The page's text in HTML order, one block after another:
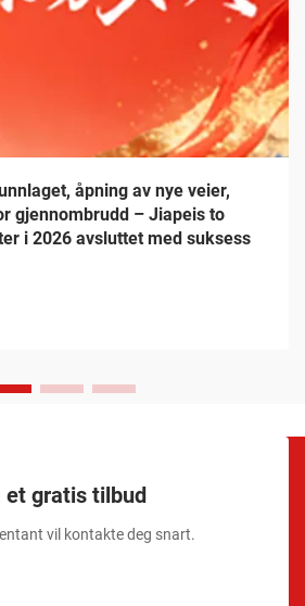
åpning av nye veier,
gjennombrudd – Jiapeis to
i 2026 avsluttet med suksess
et gratis tilbud
vil kontakte deg snart.